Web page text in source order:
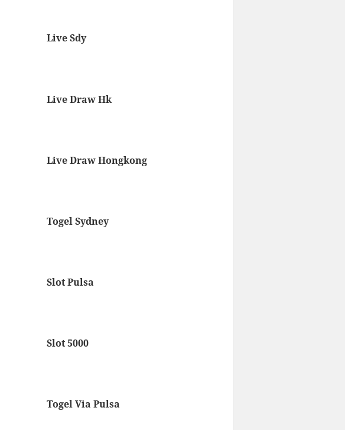
Live Sdy
Live Draw Hk
Live Draw Hongkong
Togel Sydney
Slot Pulsa
Slot 5000
Togel Via Pulsa